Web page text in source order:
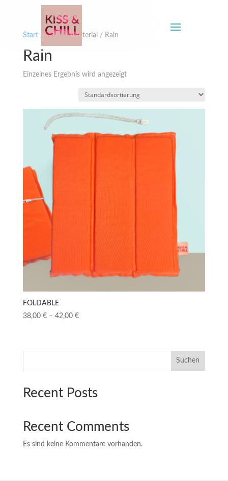
Start/ Produkt Material / Rain
Rain
Einzelnes Ergebnis wird angezeigt
FOLDABLE
38,00 € – 42,00 €Preisspanne:
42,00 €
Suchen
Recent Posts
Recent Comments
Es sind keine Kommentare vorhanden.